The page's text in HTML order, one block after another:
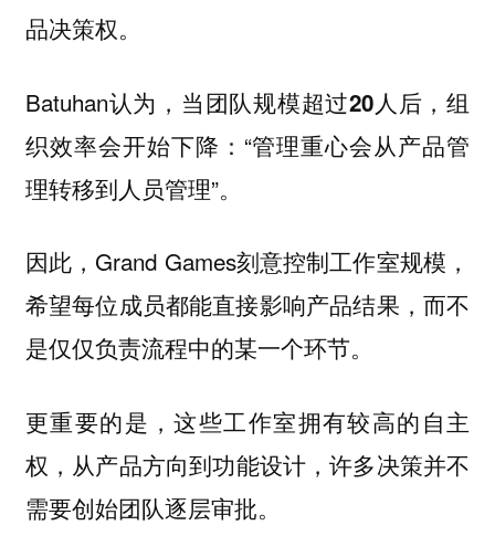
品决策权。
Batuhan认为， 当团队规模超过20人后，组
织效率会开始下降： “管理重心会从产品管
理转移到人员管理”。
因此，Grand Games刻意控制工作室规模，
希望每位成员都能直接影响产品结果，而不
是仅仅负责流程中的某一个环节。
更重要的是，这些工作室拥有较高的自主
权， 从产品方向到功能设计，许多决策并不
需要创始团队逐层审批。